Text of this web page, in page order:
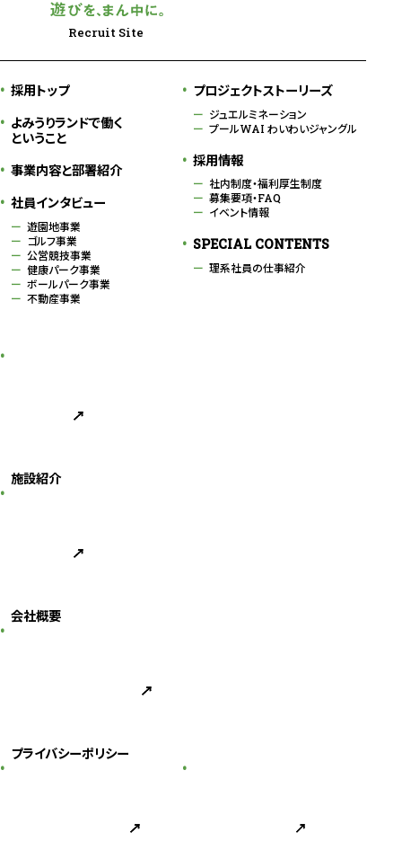
Recruit Site
採用トップ
よみうりランドで働く
ということ
事業内容と部署紹介
社員インタビュー
遊園地事業
ゴルフ事業
公営競技事業
健康パーク事業
ボールパーク事業
不動産事業
プロジェクトストーリーズ
ジュエルミネーション
プールWAI わいわいジャングル
採用情報
社内制度・福利厚生制度
募集要項・FAQ
イベント情報
SPECIAL CONTENTS
理系社員の仕事紹介
施設紹介
会社概要
プライバシーポリシー